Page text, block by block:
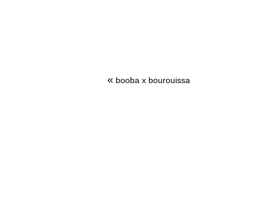
« booba x bourouissa